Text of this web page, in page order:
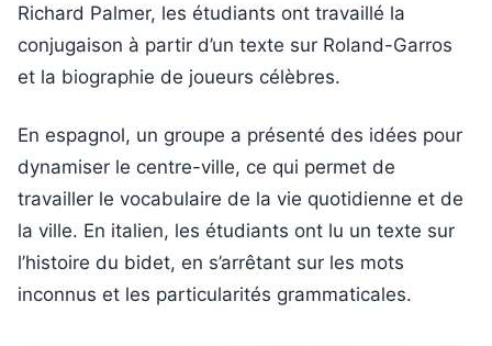
Richard Palmer, les étudiants ont travaillé la
conjugaison à partir d’un texte sur Roland-Garros
et la biographie de joueurs célèbres.
En espagnol, un groupe a présenté des idées pour
dynamiser le centre-ville, ce qui permet de
travailler le vocabulaire de la vie quotidienne et de
la ville. En italien, les étudiants ont lu un texte sur
l’histoire du bidet, en s’arrêtant sur les mots
inconnus et les particularités grammaticales.